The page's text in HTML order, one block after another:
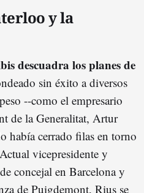
y la
descuadra los planes de
sin éxito a diversos
--como el empresario
de la Generalitat, Artur
había cerrado filas en torno
Actual vicepresidente y
concejal en Barcelona y
de Puigdemont, Rius se